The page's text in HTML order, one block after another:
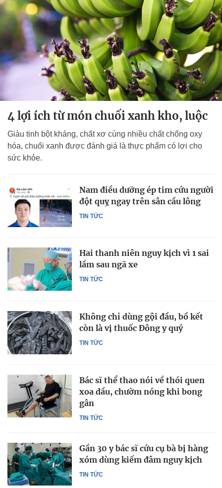
4 lợi ích từ món chuối xanh kho, luộc
Giàu tinh bột kháng, chất xơ cùng nhiều chất chống oxy
hóa, chuối xanh được đánh giá là thực phẩm có lợi cho
sức khỏe.
TIN TỨC
Nam điều dưỡng ép tim cứu người
đột quỵ ngay trên sân cầu lông
TIN TỨC
Hai thanh niên nguy kịch vì 1 sai
lầm sau ngã xe
TIN TỨC
Không chỉ dùng gội đầu, bồ kết
còn là vị thuốc Đông y quý
TIN TỨC
Bác sĩ thể thao nói về thói quen
xoa dầu, chườm nóng khi bong
gân
TIN TỨC
Gần 30 y bác sĩ cứu cụ bà bị hàng
xóm dùng kiếm đâm nguy kịch